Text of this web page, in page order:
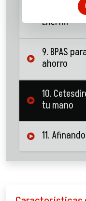
8. Bonos
Enerfin
9. BPAS
ahorro
10.
tu mano
11.